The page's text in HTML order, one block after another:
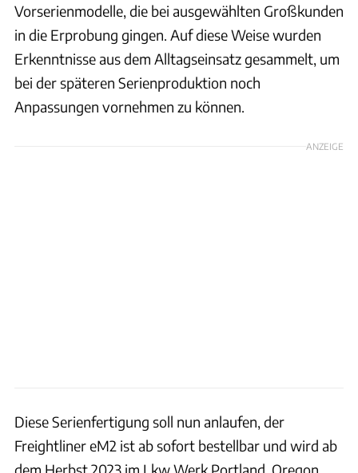
Vorserienmodelle, die bei ausgewählten Großkunden
in die Erprobung gingen. Auf diese Weise wurden
Erkenntnisse aus dem Alltagseinsatz gesammelt, um
bei der späteren Serienproduktion noch
Anpassungen vornehmen zu können.
ANZEIGE
Diese Serienfertigung soll nun anlaufen, der
Freightliner eM2 ist ab sofort bestellbar und wird ab
dem Herbst 2023 im Lkw Werk Portland, Oregon,